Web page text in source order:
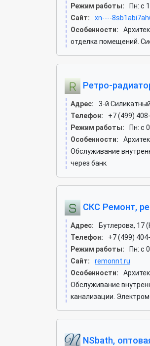
Режим работы:
Пн: c
Сайт:
xn----
Особенности:
отделка помещений.
Ретро-
Адрес:
3-й
Телефон:
+7 (499)
Режим работы:
Пн: c
Особенности:
Обслуживание
через банк
СКС Ремонт,
Адрес:
Бутлерова, 17
Телефон:
+7 (499)
Режим работы:
Пн: c
Сайт:
remonnt.ru
Особенности:
Обслуживание
канализации.
NSbath,